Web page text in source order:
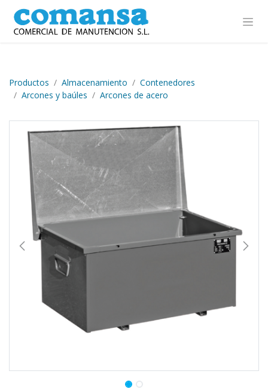
Ir al contenido
Productos Almacenamiento
Contenedores
Arcones y baúles
Arcones de acero